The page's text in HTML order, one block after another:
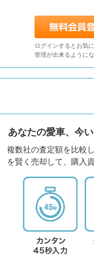
ログインするとお気
管理が出来るように
あなたの愛車、今
複数社の査定額を比較
を賢く売却して、購入